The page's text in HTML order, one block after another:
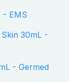
- EMS
- Germed